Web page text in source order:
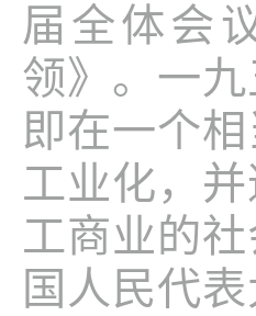
届全体会
领》。一
即在一个
工业化，
工商业的
国人民代